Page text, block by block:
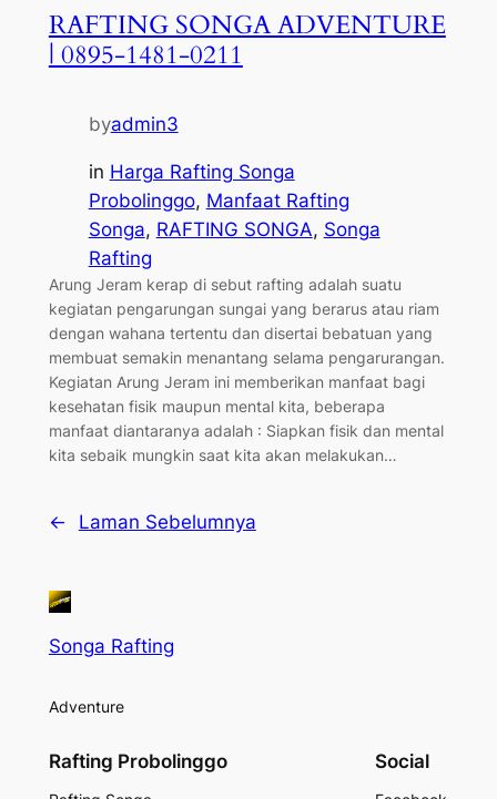
RAFTING SONGA ADVENTURE
| 0895-1481-0211
byadmin3
in Harga Rafting Songa
Probolinggo, Manfaat Rafting
Songa, RAFTING SONGA, Songa
Rafting
Arung Jeram kerap di sebut rafting adalah suatu
kegiatan pengarungan sungai yang berarus atau riam
dengan wahana tertentu dan disertai bebatuan yang
membuat semakin menantang selama pengarurangan.
Kegiatan Arung Jeram ini memberikan manfaat bagi
kesehatan fisik maupun mental kita, beberapa
manfaat diantaranya adalah : Siapkan fisik dan mental
kita sebaik mungkin saat kita akan melakukan…
← Laman Sebelumnya
Songa Rafting
Adventure
Rafting Probolinggo Social